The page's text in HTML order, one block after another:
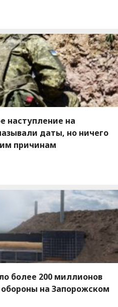
наступление на
даты, но ничего
причинам
более 200 миллионов
на Запорожском